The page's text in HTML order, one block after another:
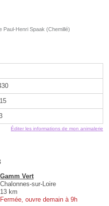
Paul-Henri Spaak (Chemillé)
Éditer les informations de mon animalerie
Gamm Vert
Chalonnes-sur-Loire
13 km
Fermée, ouvre demain à 9h